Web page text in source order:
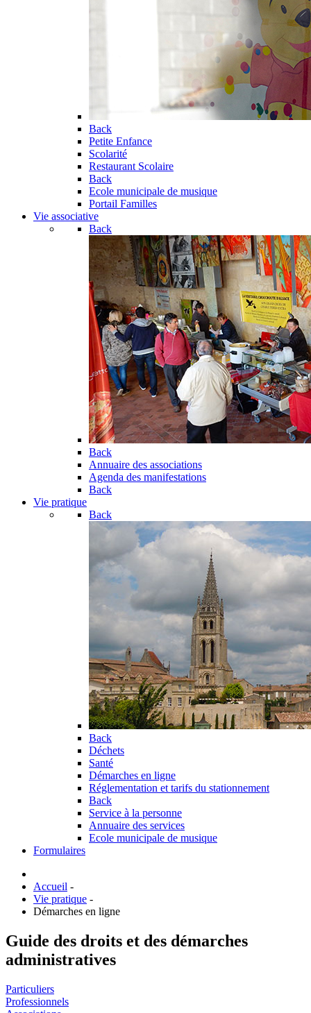
Back
Petite Enfance
Scolarité
Restaurant Scolaire
Back
Ecole municipale de musique
Portail Familles
Vie associative
Back
Back
Annuaire des associations
Agenda des manifestations
Back
Vie pratique
Back
Back
Déchets
Santé
Démarches en ligne
Réglementation et tarifs du stationnement
Back
Service à la personne
Annuaire des services
Ecole municipale de musique
Formulaires
Accueil -
Vie pratique -
Démarches en ligne
Guide des droits et des démarches
administratives
Particuliers
Professionnels